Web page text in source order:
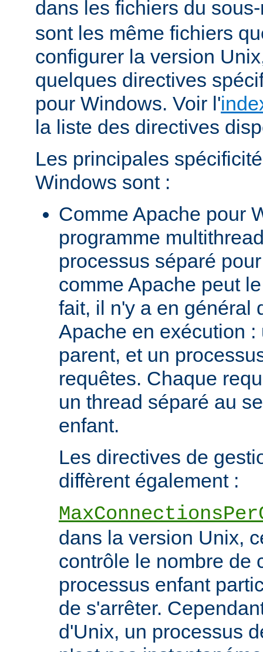
dans les fichiers du
sont les même fichiers
configurer la version
quelques directives
pour Windows. Voir l'
la liste des directives
Les principales
Windows sont :
Comme Apache pour
programme
processus séparé
comme Apache peut
fait, il n'y a en général
Apache en exécution :
parent, et un
requêtes. Chaque
un thread séparé au
enfant.
Les directives de
diffèrent également :
dans la version Unix,
contrôle le nombre de
processus enfant
de s'arrêter.
d'Unix, un processus